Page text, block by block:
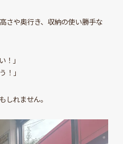
さや奥行き、収納の使い勝手な
！」
！」
しれません。